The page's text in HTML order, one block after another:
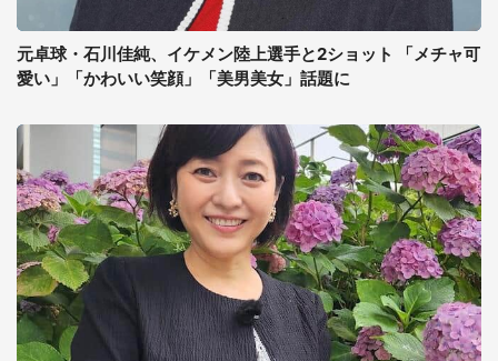
元卓球・石川佳純、イケメン陸上選手と2ショット 「メチャ可
愛い」「かわいい笑顔」「美男美女」話題に